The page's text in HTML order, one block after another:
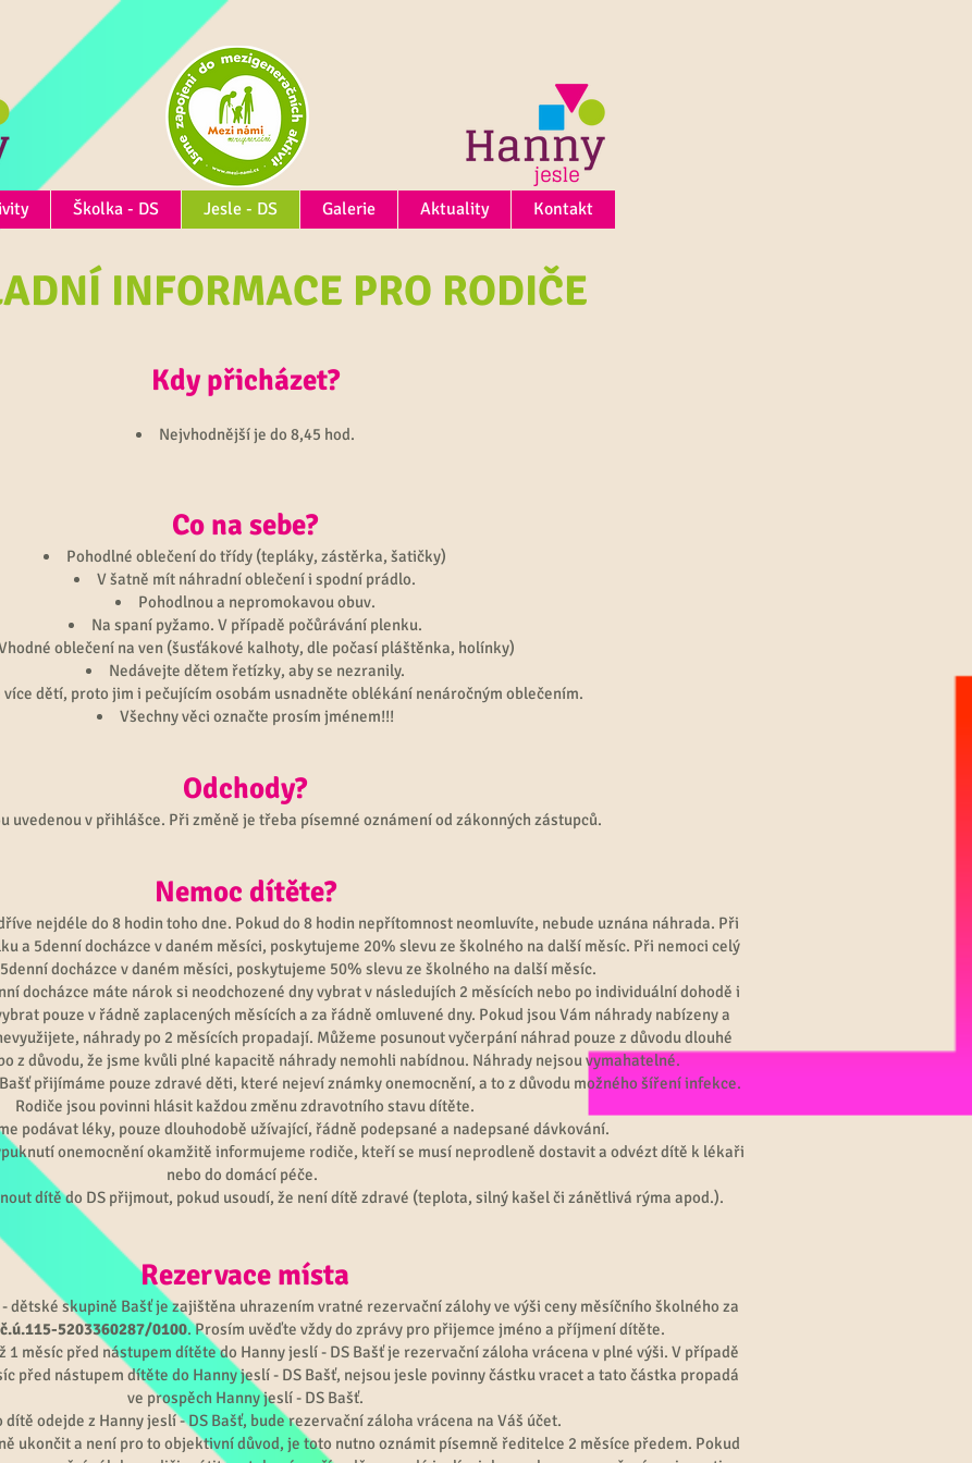
Školka - DS Jesle - DS Galerie Aktuality Kontakt
INFORMACE PRO RODIČE
Kdy přicházet?
Nejvhodnější je do 8,45 hod.
Co na sebe?
Pohodlné oblečení do třídy (tepláky, zástěrka, šatičky)
V šatně mít náhradní oblečení i spodní prádlo.
Pohodlnou a nepromokavou obuv.
Na spaní pyžamo. V případě počůrávání plenku.
oblečení na ven (šusťákové kalhoty, dle počasí pláštěnka, holínky)
Nedávejte dětem řetízky, aby se nezranily.
dětí, proto jim i pečujícím osobám usnadněte oblékání nenáročným oblečením.
Všechny věci označte prosím jménem!!!
Odchody?
uvedenou v přihlášce. Při změně je třeba písemné oznámení od zákonných zástupců.
Nemoc dítěte?
nejdéle do 8 hodin toho dne. Pokud do 8 hodin nepřítomnost neomluvíte, nebude uznána náhrada. Při
a 5denní docházce v daném měsíci, poskytujeme 20% slevu ze školného na další měsíc. Při nemoci celý
docházce v daném měsíci, poskytujeme 50% slevu ze školného na další měsíc.
docházce máte nárok si neodchozené dny vybrat v následujích 2 měsících nebo po individuální dohodě i
pouze v řádně zaplacených měsících a za řádně omluvené dny. Pokud jsou Vám náhrady nabízeny a
náhrady po 2 měsících propadají. Můžeme posunout vyčerpání náhrad pouze z důvodu dlouhé
z důvodu, že jsme kvůli plné kapacitě náhrady nemohli nabídnou. Náhrady nejsou vymahatelné.
přijímáme pouze zdravé děti, které nejeví známky onemocnění, a to z důvodu možného šíření infekce.
Rodiče jsou povinni hlásit každou změnu zdravotního stavu dítěte.
podávat léky, pouze dlouhodobě užívající, řádně podepsané a nadepsané dávkování.
onemocnění okamžitě informujeme rodiče, kteří se musí neprodleně dostavit a odvézt dítě k lékaři
nebo do domácí péče.
dítě do DS přijmout, pokud usoudí, že není dítě zdravé (teplota, silný kašel či zánětlivá rýma apod.).
Rezervace místa
dětské skupině Bašť je zajištěna uhrazením vratné rezervační zálohy ve výši ceny měsíčního školného za
č.ú.115-5203360287/0100. Prosím uvěďte vždy do zprávy pro přijemce jméno a příjmení dítěte.
měsíc před nástupem dítěte do Hanny jeslí - DS Bašť je rezervační záloha vrácena v plné výši. V případě
před nástupem dítěte do Hanny jeslí - DS Bašť, nejsou jesle povinny částku vracet a tato částka propadá
ve prospěch Hanny jeslí - DS Bašť.
dítě odejde z Hanny jeslí - DS Bašť, bude rezervační záloha vrácena na Váš účet.
ukončit a není pro to objektivní důvod, je toto nutno oznámit písemně ředitelce 2 měsíce předem. Pokud